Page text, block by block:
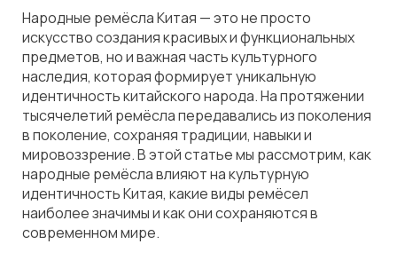
Народные ремёсла Китая — это не просто
искусство создания красивых и функциональных
предметов, но и важная часть культурного
наследия, которая формирует уникальную
идентичность китайского народа. На протяжении
тысячелетий ремёсла передавались из поколения
в поколение, сохраняя традиции, навыки и
мировоззрение. В этой статье мы рассмотрим, как
народные ремёсла влияют на культурную
идентичность Китая, какие виды ремёсел
наиболее значимы и как они сохраняются в
современном мире.